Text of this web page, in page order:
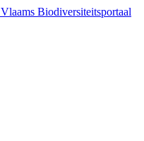
Vlaams Biodiversiteitsportaal